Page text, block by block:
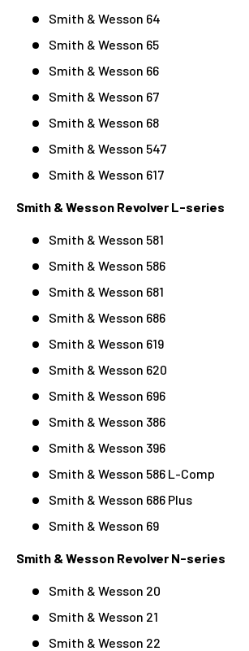
Smith & Wesson 64
Smith & Wesson 65
Smith & Wesson 66
Smith & Wesson 67
Smith & Wesson 68
Smith & Wesson 547
Smith & Wesson 617
Smith & Wesson Revolver L-series
Smith & Wesson 581
Smith & Wesson 586
Smith & Wesson 681
Smith & Wesson 686
Smith & Wesson 619
Smith & Wesson 620
Smith & Wesson 696
Smith & Wesson 386
Smith & Wesson 396
Smith & Wesson 586 L-Comp
Smith & Wesson 686 Plus
Smith & Wesson 69
Smith & Wesson Revolver N-series
Smith & Wesson 20
Smith & Wesson 21
Smith & Wesson 22